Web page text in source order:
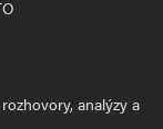
analýzy a